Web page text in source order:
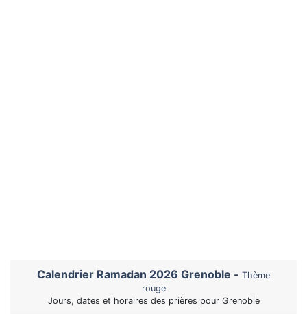
Calendrier Ramadan 2026 Grenoble - Thème
rouge
Jours, dates et horaires des prières pour Grenoble